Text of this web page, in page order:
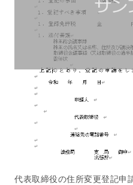
代表取締役の住所変更登記申